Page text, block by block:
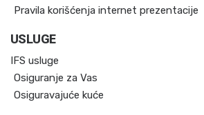
Pravila korišćenja internet prezentacije
USLUGE
IFS usluge
Osiguranje za Vas
Osiguravajuće kuće